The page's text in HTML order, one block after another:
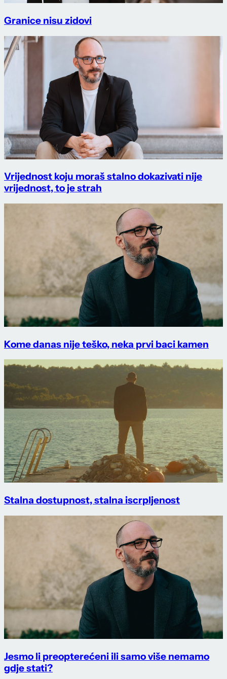
Granice nisu zidovi
Vrijednost koju moraš stalno dokazivati nije
vrijednost, to je strah
Kome danas nije teško, neka prvi baci kamen
Stalna dostupnost, stalna iscrpljenost
Jesmo li preopterećeni ili samo više nemamo
gdje stati?